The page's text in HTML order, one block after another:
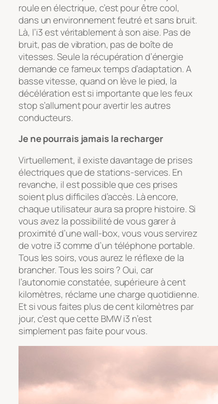
roule en électrique, c’est pour être cool,
dans un environnement feutré et sans bruit.
Là, l’i3 est véritablement à son aise. Pas de
bruit, pas de vibration, pas de boîte de
vitesses. Seule la récupération d’énergie
demande ce fameux temps d’adaptation. A
basse vitesse, quand on lève le pied, la
décélération est si importante que les feux
stop s’allument pour avertir les autres
conducteurs.
Je ne pourrais jamais la recharger
Virtuellement, il existe davantage de prises
électriques que de stations-services. En
revanche, il est possible que ces prises
soient plus difficiles d’accès. Là encore,
chaque utilisateur aura sa propre histoire. Si
vous avez la possibilité de vous garer à
proximité d’une wall-box, vous vous servirez
de votre i3 comme d’un téléphone portable.
Tous les soirs, vous aurez le réflexe de la
brancher. Tous les soirs ? Oui, car
l’autonomie constatée, supérieure à cent
kilomètres, réclame une charge quotidienne.
Et si vous faites plus de cent kilomètres par
jour, c’est que cette BMW i3 n’est
simplement pas faite pour vous.